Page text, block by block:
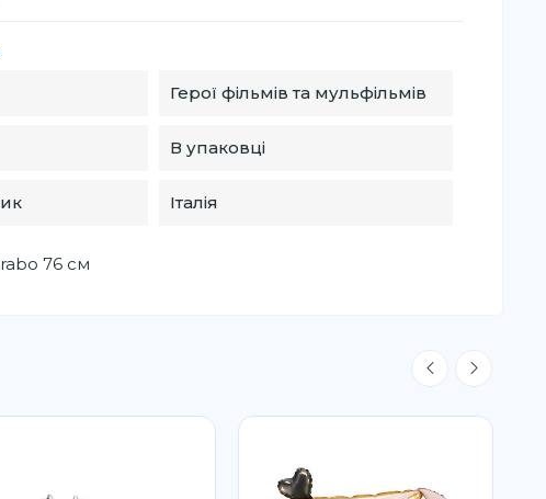
Герої фільмів та мульфільмів
В упаковці
Італія
76 см